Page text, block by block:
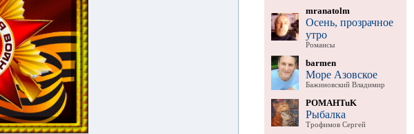
mranatolm
Осень, прозрачное
утро
Романсы
barmen
Море Азовское
Бажиновский Владимир
POMAHTuK
Рыбалка
Трофимов Сергей